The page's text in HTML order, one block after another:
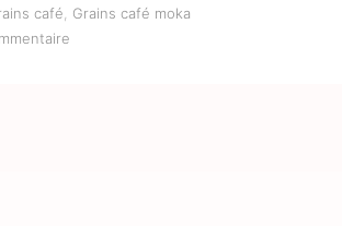
café
Grains café moka